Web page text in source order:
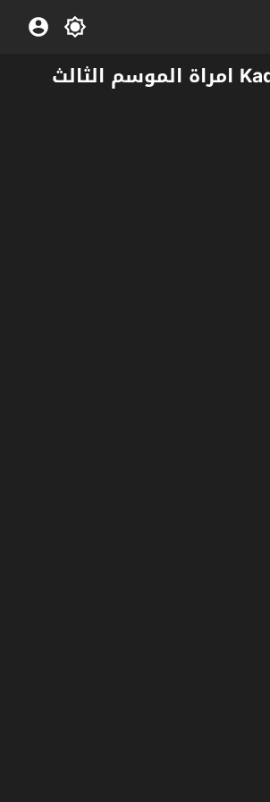
مشاهدة مسلسل امراة الموسم 3 الحلقة 11 مترجم عربي اون لاين مشاهدة وتحميل مباشر مسلسل Kadın امراة الموسم الثالث